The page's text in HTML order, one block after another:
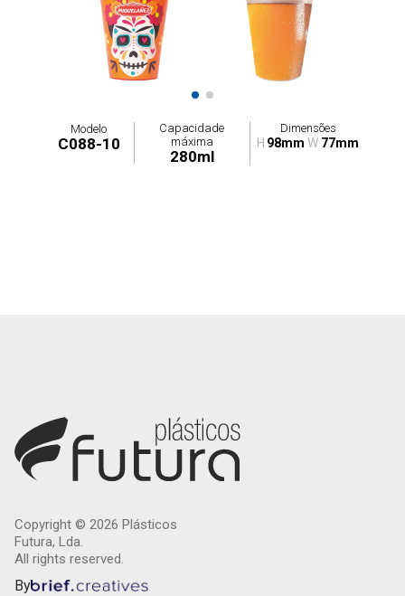
Modelo
C088-10
Capacidade
máxima
280ml
Dimensões
H 98mm W 77mm
Copyright © 2026 Plásticos
Futura, Lda.
All rights reserved.
By